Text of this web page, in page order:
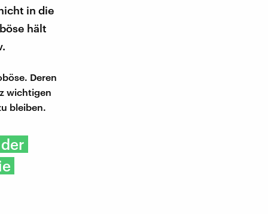
in die
hält
Deren
wichtigen
bleiben.